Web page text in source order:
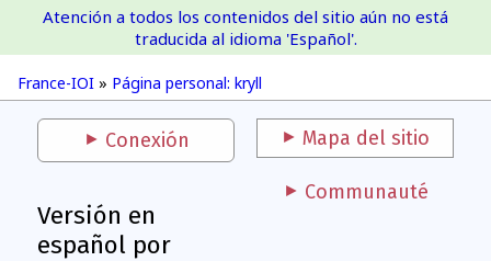
France-IOI
France-IOI » Página personal: kryll
Atención a todos los contenidos del sitio aún no está
traducida al idioma 'Español'.
Conexión Mapa del sitio
Versión en
español por
Communauté